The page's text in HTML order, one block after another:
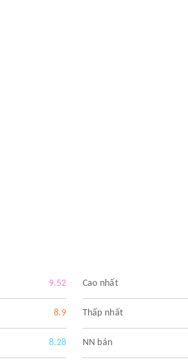
9.52
8.9
8.28
Cao nhất
Thấp nhất
NN bán